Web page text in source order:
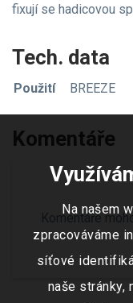
fixují se hadicovou
Tech. data
Použití BREEZE
Komentáře
Komentáře
Na našem
zpracováváme
síťové
naše stránky,